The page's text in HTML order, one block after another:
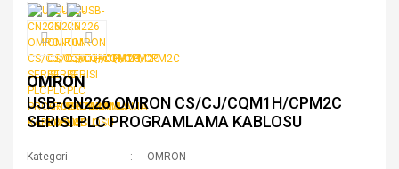
OMRON
USB-CN226 OMRON CS/CJ/CQM1H/CPM2C
SERISI PLC PROGRAMLAMA KABLOSU
Kategori
OMRON